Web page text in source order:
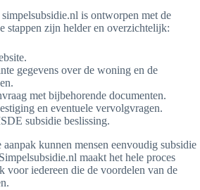
is ontworpen met de
stappen zijn helder en overzichtelijk:
gegevens over de woning en de
met bijbehorende documenten.
en eventuele vervolgvragen.
subsidie beslissing.
kunnen mensen eenvoudig subsidie
maakt het hele proces
voor iedereen die de voordelen van de